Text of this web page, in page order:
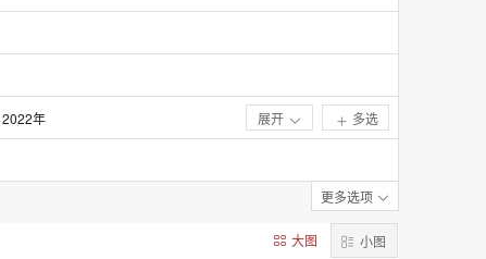
2022年
2012年
展开 多选
更多选项
大图
小图